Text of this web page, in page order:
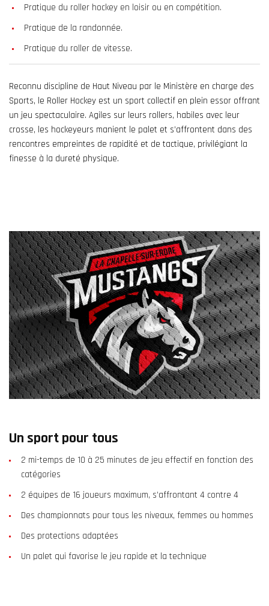
Pratique du roller hockey en loisir ou en compétition.
Pratique de la randonnée.
Pratique du roller de vitesse.
Reconnu discipline de Haut Niveau par le Ministère en charge des
Sports, le Roller Hockey est un sport collectif en plein essor offrant
un jeu spectaculaire. Agiles sur leurs rollers, habiles avec leur
crosse, les hockeyeurs manient le palet et s’affrontent dans des
rencontres empreintes de rapidité et de tactique, privilégiant la
finesse à la dureté physique.
Un sport pour tous
2 mi-temps de 10 à 25 minutes de jeu effectif en fonction des
catégories
2 équipes de 16 joueurs maximum, s’affrontant 4 contre 4
Des championnats pour tous les niveaux, femmes ou hommes
Des protections adaptées
Un palet qui favorise le jeu rapide et la technique